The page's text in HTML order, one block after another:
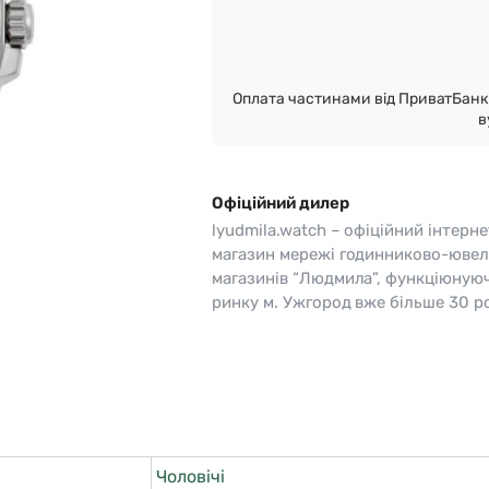
Lemans
Оплата частинами від
Офіційний дилер
lyudmila.watch – офіційний
магазин мережі годинниково-
магазинів “Людмила”,
ринку м. Ужгород вже більше 30
Чоловічі